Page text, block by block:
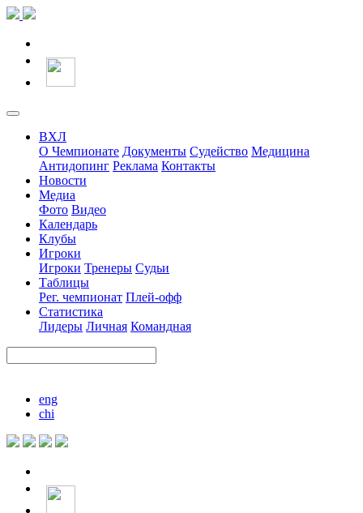
ВХЛ
О Чемпионате Документы Судейство Медицина
Антидопинг Реклама Контакты
Новости
Медиа
Фото Видео
Календарь
Клубы
Игроки
Игроки Тренеры Судьи
Таблицы
Рег. чемпионат Плей-офф
Статистика
Лидеры Личная Командная
eng
chi